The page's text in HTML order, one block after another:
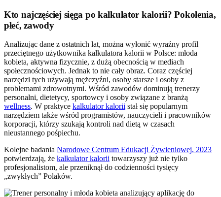
Kto najczęściej sięga po kalkulator kalorii? Pokolenia,
płeć, zawody
Analizując dane z ostatnich lat, można wyłonić wyraźny profil
przeciętnego użytkownika kalkulatora kalorii w Polsce: młoda
kobieta, aktywna fizycznie, z dużą obecnością w mediach
społecznościowych. Jednak to nie cały obraz. Coraz częściej
narzędzi tych używają mężczyźni, osoby starsze i osoby z
problemami zdrowotnymi. Wśród zawodów dominują trenerzy
personalni, dietetycy, sportowcy i osoby związane z branżą
wellness. W praktyce kalkulator kalorii stał się popularnym
narzędziem także wśród programistów, nauczycieli i pracowników
korporacji, którzy szukają kontroli nad dietą w czasach
nieustannego pośpiechu.
Kolejne badania Narodowe Centrum Edukacji Żywieniowej, 2023
potwierdzają, że kalkulator kalorii towarzyszy już nie tylko
profesjonalistom, ale przeniknął do codzienności tysięcy
„zwykłych” Polaków.